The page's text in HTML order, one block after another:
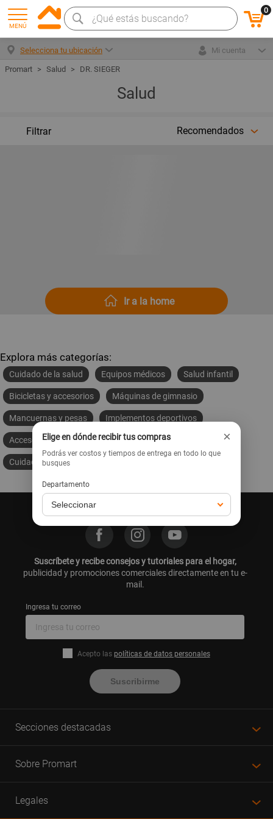
MENÚ
0
Selecciona tu ubicación Mi cuenta
Salud DR. SIEGER
Salud
Filtrar Recomendados
Ir a la home
Explora más categorías:
Cuidado de la salud Equipos médicos Salud infantil
Bicicletas y accesorios Máquinas de gimnasio
Mancuernas y pesas Implementos deportivos
Accesorios deportivos Movilidad eléctrica
Cuidado personal
Síguenos en nuestras redes:
Suscríbete y recibe consejos y tutoriales para el hogar,
publicidad y promociones comerciales directamente en tu e-
mail.
Ingresa tu correo
Acepto las políticas de datos personales
Suscribirme
Secciones destacadas
Sobre Promart
Legales
Elige en dónde recibir tus compras ×
Podrás ver costos y tiempos de entrega en todo lo que
busques
Departamento